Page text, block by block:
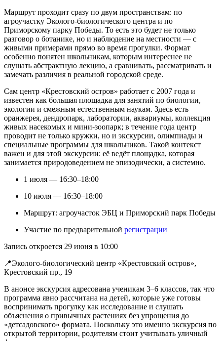
Маршрут проходит сразу по двум пространствам: по
агроучастку Эколого-биологического центра и по
Приморскому парку Победы. То есть это будет не только
разговор о ботанике, но и наблюдение на местности — с
живыми примерами прямо во время прогулки. Формат
особенно понятен школьникам, которым интереснее не
слушать абстрактную лекцию, а сравнивать, рассматривать и
замечать различия в реальной городской среде.
Сам центр «Крестовский остров» работает с 2007 года и
известен как большая площадка для занятий по биологии,
экологии и смежным естественным наукам. Здесь есть
оранжерея, дендропарк, лаборатории, аквариумы, коллекция
живых насекомых и мини-зоопарк; в течение года центр
проводит не только кружки, но и экскурсии, олимпиады и
специальные программы для школьников. Такой контекст
важен и для этой экскурсии: её ведёт площадка, которая
занимается природоведением не эпизодически, а системно.
1 июля — 16:30–18:00
10 июля — 16:30–18:00
Маршрут: агроучасток ЭБЦ и Приморский парк Победы
Участие по предварительной регистрации
Запись откроется 29 июня в 10:00
📍Эколого-биологический центр «Крестовский остров»,
Крестовский пр., 19
В анонсе экскурсия адресована ученикам 3–6 классов, так что
программа явно рассчитана на детей, которые уже готовы
воспринимать прогулку как исследование и слушать
объяснения о привычных растениях без упрощения до
«детсадовского» формата. Поскольку это именно экскурсия по
открытой территории, родителям стоит учитывать уличный